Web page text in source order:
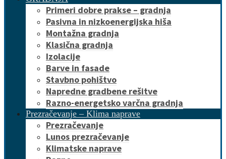
Primeri dobre prakse – gradnja
Pasivna in nizkoenergijska hiša
Montažna gradnja
Klasična gradnja
Izolacije
Barve in fasade
Stavbno pohištvo
Napredne gradbene rešitve
Razno-energetsko varčna gradnja
Prezračevanje – Klima naprave
Prezračevanje
Lunos prezračevanje
Klimatske naprave